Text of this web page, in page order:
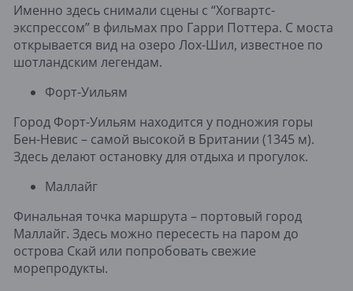
Именно здесь снимали сцены с “Хогвартс-
экспрессом” в фильмах про Гарри Поттера. С моста
открывается вид на озеро Лох-Шил, известное по
шотландским легендам.
Форт-Уильям
Город Форт-Уильям находится у подножия горы
Бен-Невис – самой высокой в Британии (1345 м).
Здесь делают остановку для отдыха и прогулок.
Маллайг
Финальная точка маршрута – портовый город
Маллайг. Здесь можно пересесть на паром до
острова Скай или попробовать свежие
морепродукты.